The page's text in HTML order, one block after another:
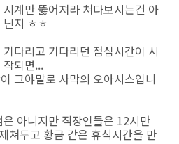
시계만 뚫어져라 쳐다보시는건 아
닌지 ㅎㅎ
기다리고 기다리던 점심시간이 시
작되면...
그야말로 사막의 오아시스입니
아니지만 직장인들은 12시만
쳐두고 황금 같은 휴식시간을 만